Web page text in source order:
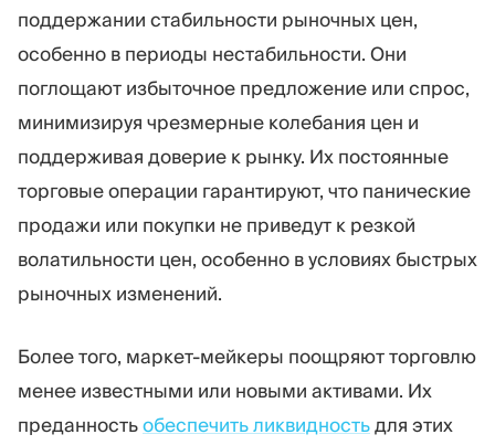
поддержании стабильности рыночных цен,
особенно в периоды нестабильности. Они
поглощают избыточное предложение или спрос,
минимизируя чрезмерные колебания цен и
поддерживая доверие к рынку. Их постоянные
торговые операции гарантируют, что панические
продажи или покупки не приведут к резкой
волатильности цен, особенно в условиях быстрых
рыночных изменений.
Более того, маркет-мейкеры поощряют торговлю
менее известными или новыми активами. Их
преданностьобеспечить ликвидностьдля этих